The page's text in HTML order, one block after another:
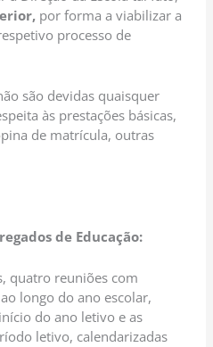
por forma a viabilizar a
processo de
são devidas quaisquer
às prestações básicas,
de matrícula, outras
de Educação:
quatro reuniões com
longo do ano escolar,
do ano letivo e as
letivo, calendarizadas